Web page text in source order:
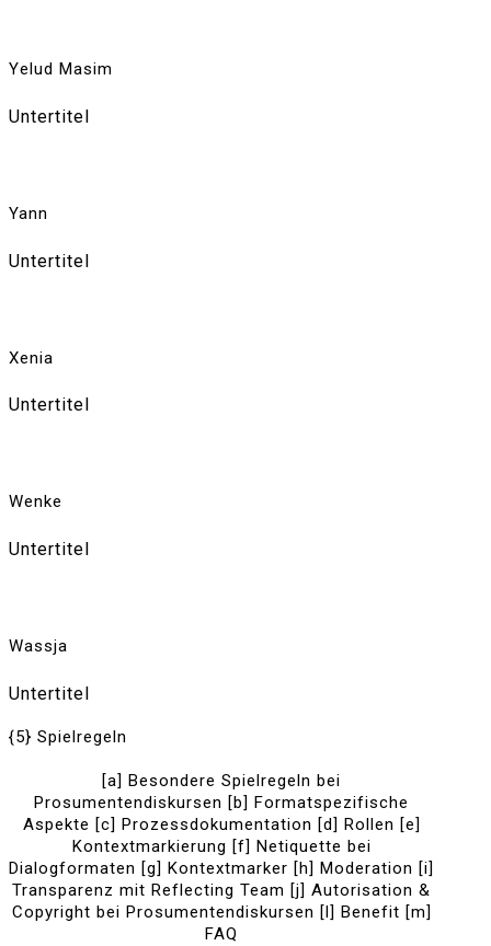
Yelud Masim
Untertitel
Yann
Untertitel
Xenia
Untertitel
Wenke
Untertitel
Wassja
Untertitel
{5} Spielregeln
[a] Besondere Spielregeln bei
Prosumentendiskursen [b] Formatspezifische
Aspekte [c] Prozessdokumentation [d] Rollen [e]
Kontextmarkierung [f] Netiquette bei
Dialogformaten [g] Kontextmarker [h] Moderation [i]
Transparenz mit Reflecting Team [j] Autorisation &
Copyright bei Prosumentendiskursen [l] Benefit [m]
FAQ